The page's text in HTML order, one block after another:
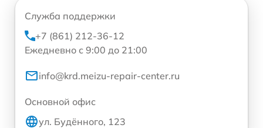
Служба поддержки
+7 (861) 212-36-12
Ежедневно с 9:00 до 21:00
info@krd.meizu-repair-center.ru
Основной офис
ул. Будённого, 123